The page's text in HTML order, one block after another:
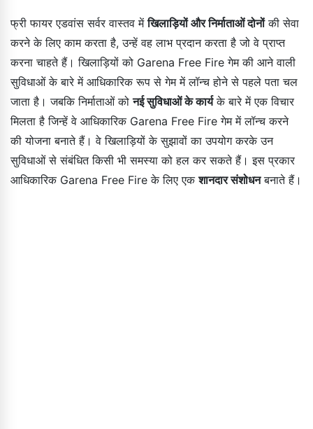
फ्री फायर एडवांस सर्वर वास्तव मेंखिलाड़ियों और निर्माताओं दोनोंकी सेवा
करने के लिए काम करता है, उन्हें वह लाभ प्रदान करता है जो वे प्राप्त
करना चाहते हैं। खिलाड़ियों को Garena Free Fire गेम की आने वाली
सुविधाओं के बारे में आधिकारिक रूप से गेम में लॉन्च होने से पहले पता चल
जाता है। जबकि निर्माताओं कोनई सुविधाओं के कार्यके बारे में एक विचार
मिलता है जिन्हें वे आधिकारिक Garena Free Fire गेम में लॉन्च करने
की योजना बनाते हैं। वे खिलाड़ियों के सुझावों का उपयोग करके उन
सुविधाओं से संबंधित किसी भी समस्या को हल कर सकते हैं। इस प्रकार
आधिकारिक Garena Free Fire के लिए एकशानदार संशोधनबनाते हैं।